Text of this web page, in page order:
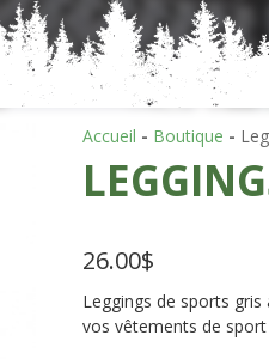
Accueil - Boutique -
26.00$
Leggings de sports
vos vêtements de